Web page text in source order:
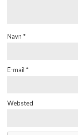
Navn *
E-mail *
Websted